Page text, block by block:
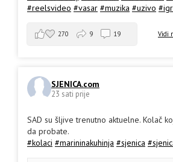
#reelsvideo #vasar #muzika #uzivo
Vidi
270 9 19
SJENICA.com
23 sati prije
SAD su šljive trenutno aktuelne. Kolač
da probate.
#kolaci #marininakuhinja #sjenica